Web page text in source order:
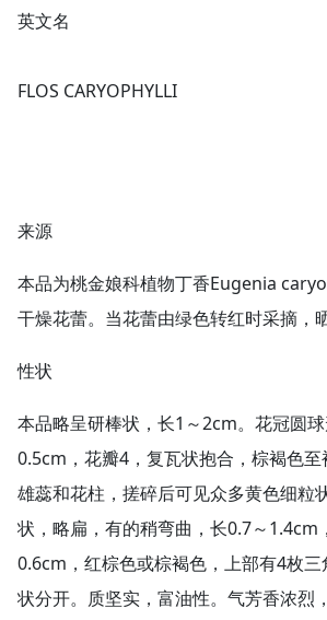
英文名
FLOS CARYOPHYLLI
来源
本品为桃金娘科植物丁香Eugenia
干燥花蕾。当花蕾由绿色转红时采摘，晒
性状
本品略呈研棒状，长1～2cm。花冠圆
0.5cm，花瓣4，复瓦状抱合，棕褐色
雄蕊和花柱，搓碎后可见众多黄色细粒
状，略扁，有的稍弯曲，长0.7～1.4cm
0.6cm，红棕色或棕褐色，上部有4枚
状分开。质坚实，富油性。气芳香浓烈